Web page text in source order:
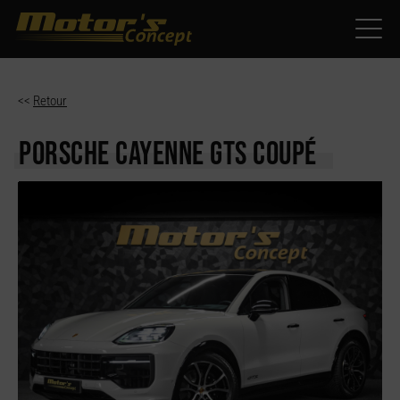
<< Retour
PORSCHE CAYENNE GTS COUPÉ